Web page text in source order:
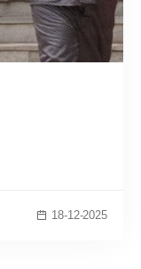
18-12-2025